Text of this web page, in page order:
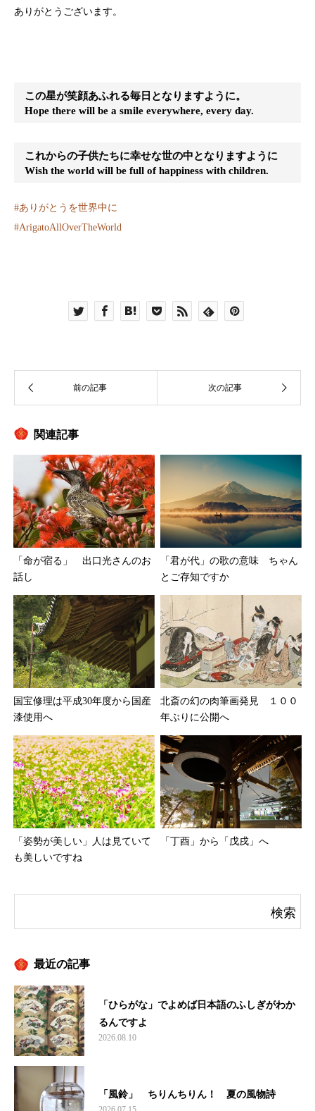
ありがとうございます。
この星が笑顔あふれる毎日となりますように。
Hope there will be a smile everywhere, every day.
これからの子供たちに幸せな世の中となりますように
Wish the world will be full of happiness with children.
#ありがとうを世界中に
#ArigatoAllOverTheWorld
関連記事
「命が宿る」 出口光さんのお
話し
「君が代」の歌の意味 ちゃん
とご存知ですか
国宝修理は平成30年度から国産
漆使用へ
北斎の幻の肉筆画発見 １００
年ぶりに公開へ
「姿勢が美しい」人は見ていて
も美しいですね
「丁酉」から「戊戌」へ
最近の記事
「ひらがな」でよめば日本語のふしぎがわか
るんですよ
2026.08.10
「風鈴」 ちりんちりん！ 夏の風物詩